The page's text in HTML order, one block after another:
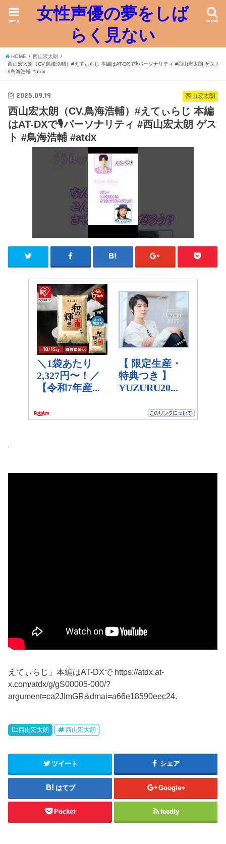
女性声優の夢をしば
らく見ない
search
menu
HOME
西山宏太朗
西山宏太朗（CV.鳥海浩輔）#えてぃらじ 本編はAT-DXで🎙パーソナリティ #西山宏太朗 ゲスト
#鳥海浩輔 #atdx
西山宏太朗
2025.09.19
西山宏太朗（CV.鳥海浩輔）#えてぃらじ 本編
はAT-DXで🎙パーソナリティ #西山宏太朗 ゲス
ト #鳥海浩輔 #atdx
えてぃらじ」本編はAT-DXで https://atdx.at-
x.com/atdx/g/gS00005-000/?
argument=ca2JImGR&dmai=a66e18590eec24.
西山宏太朗 西山宏太朗
ツイート シェア
はてブ Google+
Pocket feedly